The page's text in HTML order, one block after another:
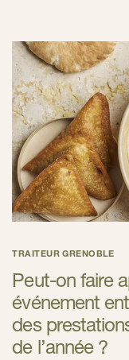
TRAITEUR GRENOBLE
Peut-on faire
événement
des
de l’année ?